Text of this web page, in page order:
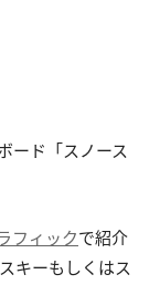
ード「スノース
フィックで紹介
キーもしくはス